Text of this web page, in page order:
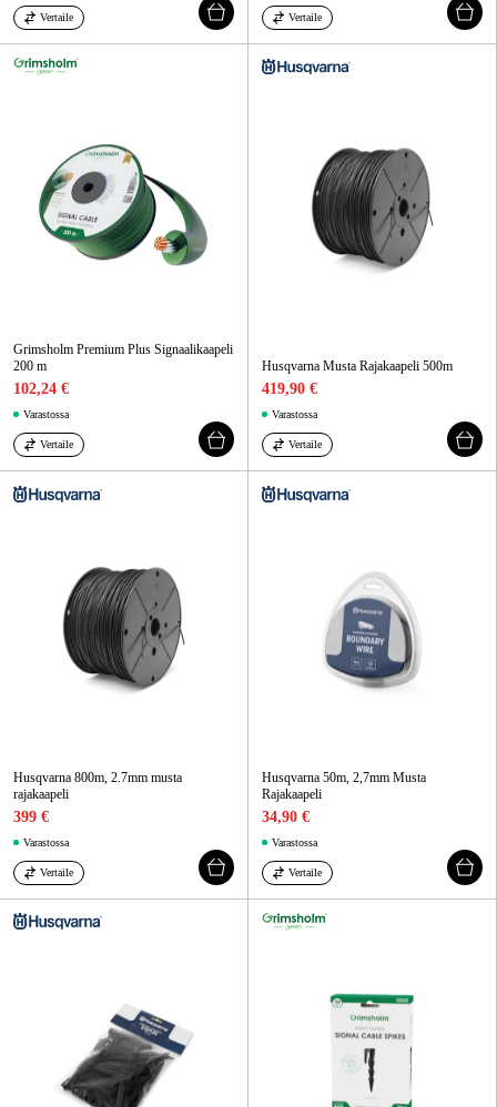
Vertaile Vertaile
Grimsholm Premium Plus Signaalikaapeli
200 m
102,24 €
Varastossa
Vertaile
Husqvarna Musta Rajakaapeli 500m
419,90 €
Varastossa
Vertaile
Husqvarna 800m, 2.7mm musta
rajakaapeli
399 €
Varastossa
Vertaile
Husqvarna 50m, 2,7mm Musta
Rajakaapeli
34,90 €
Varastossa
Vertaile